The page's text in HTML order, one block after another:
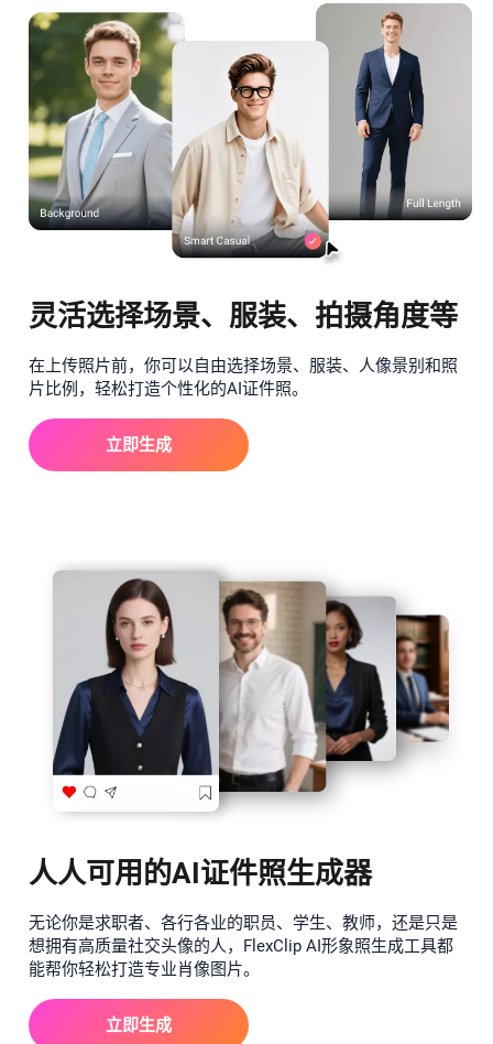
灵活选择场景、服装、拍摄角度等
在上传照片前，你可以自由选择场景、服装、人像景别和照
片比例，轻松打造个性化的AI证件照。
立即生成
人人可用的AI证件照生成器
无论你是求职者、各行各业的职员、学生、教师，还是只是
想拥有高质量社交头像的人，FlexClip AI形象照生成工具都
能帮你轻松打造专业肖像图片。
立即生成